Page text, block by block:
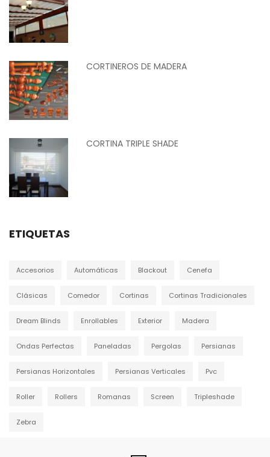
CORTINEROS DE MADERA
CORTINA TRIPLE SHADE
ETIQUETAS
Accesorios Automáticas Blackout Cenefa
Clásicas Comedor Cortinas Cortinas Tradicionales
Dream Blinds Enrollables Exterior Madera
Ondas Perfectas Paneladas Pergolas Persianas
Persianas Horizontales Persianas Verticales Pvc
Roller Rollers Romanas Screen Tripleshade
Zebra